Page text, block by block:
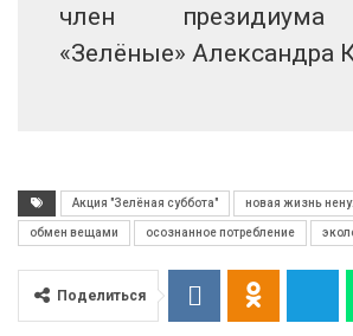
член президиума
«Зелёные» Александра
Акция "Зелёная суббота" новая жизнь
обмен вещами осознанное потребление
Поделиться